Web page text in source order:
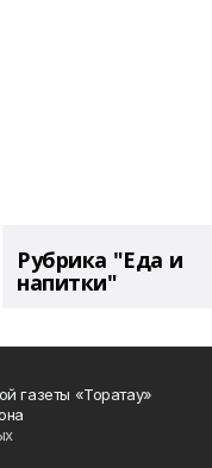
Рубрика "Еда и
напитки"
газеты «Торатау»